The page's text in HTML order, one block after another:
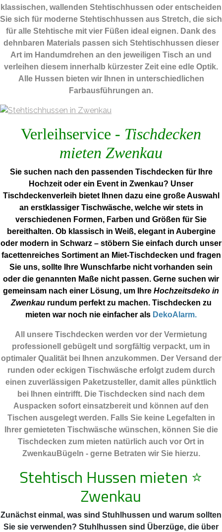
klassischen, wallenden Stehtischhussen oder entscheiden
Sie sich für moderne Stehtischhussen aus Stretch, die sich
für alle Stehtische mit vier Füßen ideal eignen. Dank des
dehnbaren Materials passen sich Stehtischhussen dieser
Art im Handumdrehen an den jeweiligen Tisch an und
verleihen diesem innerhalb kürzester Zeit eine edle Optik.
Alle Hussen bieten wir Ihnen in unterschiedlichen
Farbausführungen an.
Verleihservice - Tischdecken
mieten Zwenkau
Sie suchen nach den passenden Tischdecken für Ihre
Hochzeit oder ein Event in Zwenkau? Unser
Tischdeckenverleih bietet Ihnen dazu eine große Auswahl
an erstklassiger Tischwäsche, welche wir stets in
verschiedenen Formen, Farben und Größen für Sie
bereithalten. Ob klassisch in Weiß, elegant in Aubergine
oder modern in Schwarz – stöbern Sie einfach durch unser
facettenreiches Sortiment an Miet-Tischdecken und fragen
Sie uns, sollte Ihre Wunschfarbe nicht vorhanden sein
oder die genannten Maße nicht passen. Gerne suchen wir
gemeinsam nach einer Lösung, um Ihre Hochzeitsdeko in
Zwenkaurundum perfekt zu machen. Tischdecken zu
mieten war noch nie einfacher als DekoAlarm.
All unsere Tischdecken werden vor der Vermietung
professionell gebügelt und sorgfältig verpackt, um in
optimaler Qualität bei Ihnen anzukommen. Der Versand der
runden oder eckigen Tischwäsche erfolgt zudem durch
einen zuverlässigen Paketzusteller, damit alles pünktlich
bei Ihnen eintrifft. Die Tischdecken sind nach dem
Auspacken sofort einsatzbereit und können auf den
Tischen ausgelegt werden. Falls Sie keine Legefalten in
Ihrer gemieteten Tischwäsche wünschen, können Sie die
Tischdecken zum mieten natürlich auch vor Ort in
ZwenkauBügeln - gerne Betraten wir Sie hierzu.
Stehtisch Hussen mieten ⭐
Zwenkau
Zunächst einmal, was sind Stuhlhussen und warum sollten
Sie sie verwenden? Stuhlhussen sind Überzüge, die über